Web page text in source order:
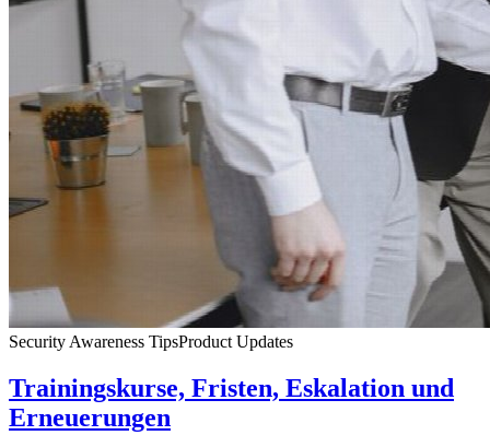
Security Awareness TipsProduct Updates
Trainingskurse, Fristen, Eskalation und
Erneuerungen